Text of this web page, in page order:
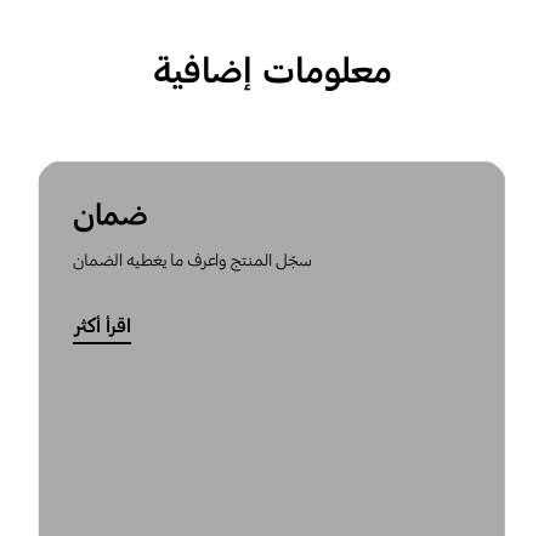
معلومات إضافية
ضمان
سجّل المنتج واعرف ما يغطيه الضمان
اقرأ أكثر